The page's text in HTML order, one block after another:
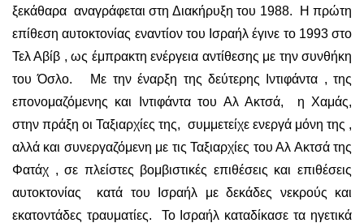
ξεκάθαρα αναγράφεται στη Διακήρυξη του 1988. Η πρώτη
επίθεση αυτοκτονίας εναντίον του Ισραήλ έγινε το 1993 στο
Τελ Αβίβ , ως έμπρακτη ενέργεια αντίθεσης με την συνθήκη
του Όσλο. Με την έναρξη της δεύτερης Ιντιφάντα , της
επονομαζόμενης και Ιντιφάντα του Αλ Ακτσά, η Χαμάς,
στην πράξη οι Ταξιαρχίες της, συμμετείχε ενεργά μόνη της ,
αλλά και συνεργαζόμενη με τις Ταξιαρχίες του Αλ Ακτσά της
Φατάχ , σε πλείστες βομβιστικές επιθέσεις και επιθέσεις
αυτοκτονίας κατά του Ισραήλ με δεκάδες νεκρούς και
εκατοντάδες τραυματίες. Το Ισραήλ καταδίκασε τα ηγετικά